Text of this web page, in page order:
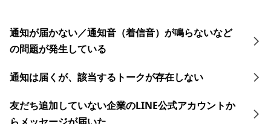
通知が届かない／通知音（着信音）が鳴らないなど
の問題が発生している
通知は届くが、該当するトークが存在しない
友だち追加していない企業のLINE公式アカウントか